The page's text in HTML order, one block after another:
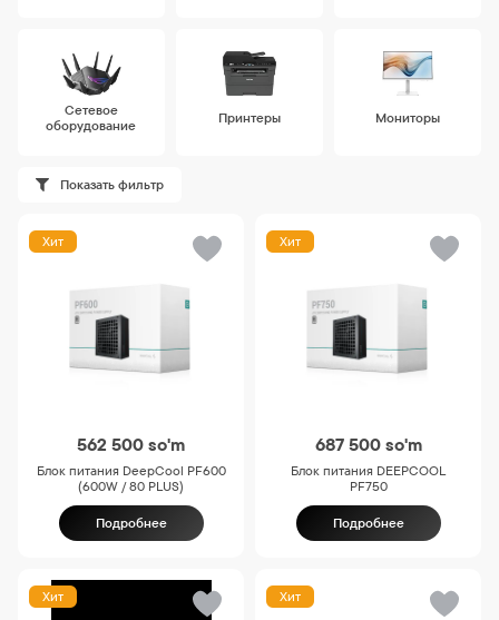
Сетевое
оборудование
Принтеры Мониторы
Показать фильтр
Хит
562 500so'm
Блок питания DeepCool PF600
(600W / 80 PLUS)
Подробнее
Хит
687 500 so'm
Блок питания DEEPCOOL
PF750
Подробнее
Хит Хит